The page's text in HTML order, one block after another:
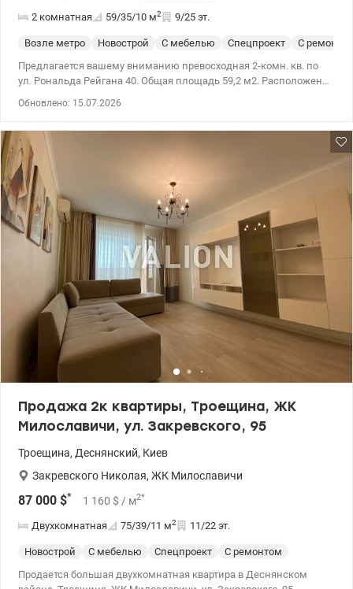
2 комнатная 59/35/10 м2 9/25 эт.
Возле метро Новострой С мебелью Спецпроект
С
Предлагается вашему вниманию превосходная 2-комн. кв. по
ул. Рональда Рейгана 40. Общая площадь 59,2 м2. Расположена
ребенком. В квартире остается вся мебель и бытовая техника,
поэтому новым владельцам не придется тратить время и
средства на обустройство. В доме есть лифт, консьерж. Локация
– одно из главных преимуществ. Рядом есть абсолютно вся
необходимая инфраструктура: супермаркеты, магазины, аптеки,
спортивные клубы, остановка общественного транспорта, все,
что нужно для комфортной повседневной жизни. Эта квартира
станет отличным выбором как для проживания так и под
арендный бизнес. Цена: 45000 у.е. моб: 0664863383 Татьяна.,
valion.ua/1153854
Обновлено: 15.07.2026
Продажа 2к квартиры, Троещина, ЖК
Милославичи, ул. Закревского, 95
Троещина, Деснянский, Киев
Закревского Николая, ЖК Милославичи
87 000 $* 1 160 $ / м2*
Двухкомнатная 75/39/11 м2 11/22 эт.
Новострой С мебелью Спецпроект
С ремонтом
Продается большая двухкомнатная квартира в Деснянском